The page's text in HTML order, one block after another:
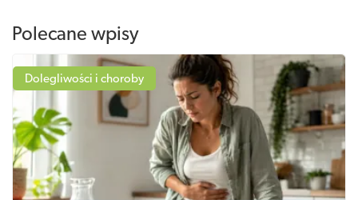
Polecane wpisy
Dolegliwości i choroby